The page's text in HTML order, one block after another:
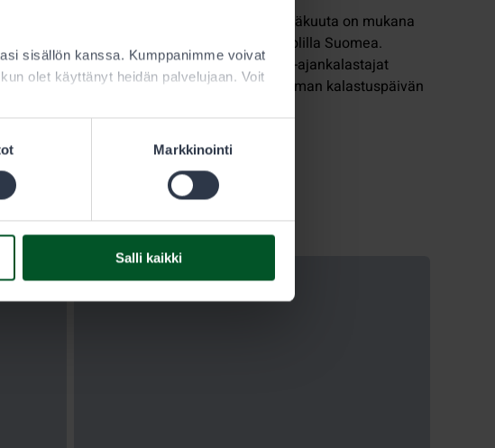
sisällön kanssa. Kumppanimme voivat
olet käyttänyt heidän palvelujaan. Voit
Markkinointi
Salli kaikki
Vapapäivä-tapahtumassa 6. kesäkuuta on mukana
noin 30 kalastuskohdetta eri puolilla Suomea.
Metsähallitus ja Suomen Vapaa-ajankalastajat
järjestävät alaikäisten maksuttoman kalastuspäivän